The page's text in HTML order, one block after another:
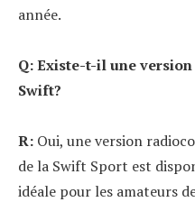
année.
Q: Existe-t-il une
Swift?
R: Oui, une version
de la Swift Sport est
idéale pour les amateurs